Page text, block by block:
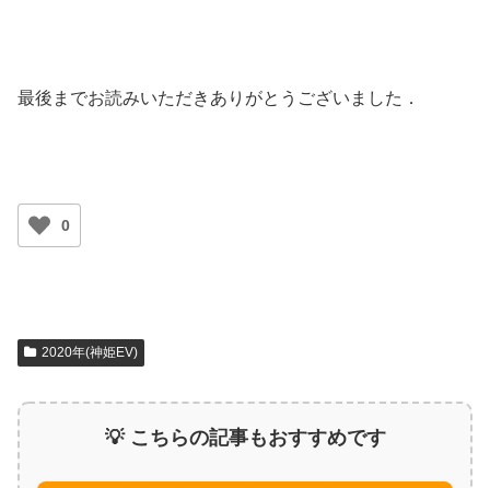
最後までお読みいただきありがとうございました．
0
2020年(神姫EV)
💡 こちらの記事もおすすめです